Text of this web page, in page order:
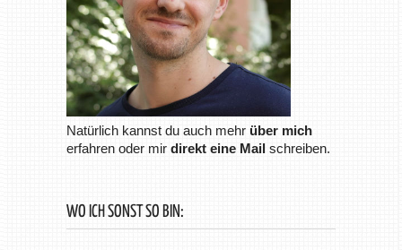
Natürlich kannst du auch mehr über mich
erfahren oder mir direkt eine Mail schreiben.
WO ICH SONST SO BIN: